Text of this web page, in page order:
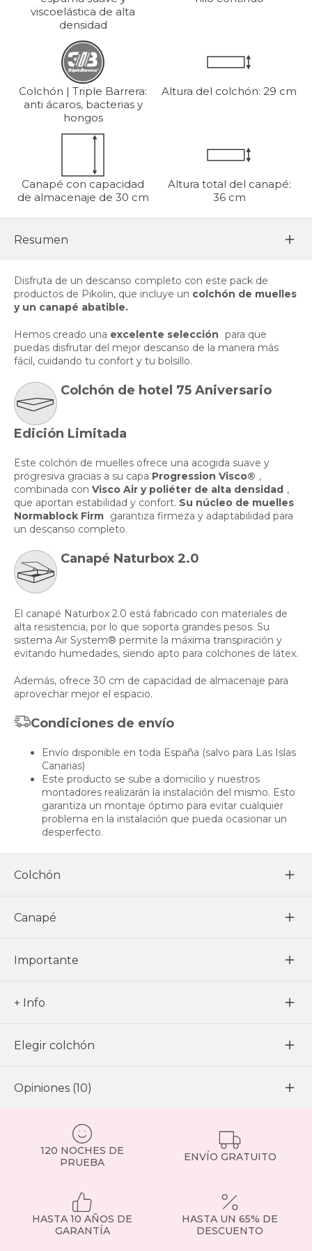
viscoelástica de alta
densidad
Colchón | Triple Barrera:
anti ácaros, bacterias y
hongos
Altura del colchón: 29 cm
Canapé con capacidad
de almacenaje de 30 cm
Altura total del canapé:
36 cm
Resumen
Disfruta de un descanso completo con este pack de
productos de Pikolin, que incluye un colchón de muelles
y un canapé abatible.
Hemos creado una excelente selección para que
puedas disfrutar del mejor descanso de la manera más
fácil, cuidando tu confort y tu bolsillo.
Colchón de hotel 75 Aniversario
Edición Limitada
Este colchón de muelles ofrece una acogida suave y
progresiva gracias a su capa Progression Visco® ,
combinada con Visco Air y poliéter de alta densidad ,
que aportan estabilidad y confort. Su núcleo de muelles
Normablock Firm garantiza firmeza y adaptabilidad para
un descanso completo.
Canapé Naturbox 2.0
El canapé Naturbox 2.0 está fabricado con materiales de
alta resistencia, por lo que soporta grandes pesos. Su
sistema Air System® permite la máxima transpiración y
evitando humedades, siendo apto para colchones de látex.
Además, ofrece 30 cm de capacidad de almacenaje para
aprovechar mejor el espacio.
Condiciones de envío
Envío disponible en toda España (salvo para Las Islas
Canarias)
Este producto se sube a domicilio y nuestros
montadores realizarán la instalación del mismo. Esto
garantiza un montaje óptimo para evitar cualquier
problema en la instalación que pueda ocasionar un
desperfecto.
Colchón
Canapé
Importante
+ Info
Elegir colchón
Opiniones (10)
120 NOCHES DE
PRUEBA
ENVÍO GRATUITO
HASTA 10 AÑOS DE
GARANTÍA
HASTA UN 65% DE
DESCUENTO